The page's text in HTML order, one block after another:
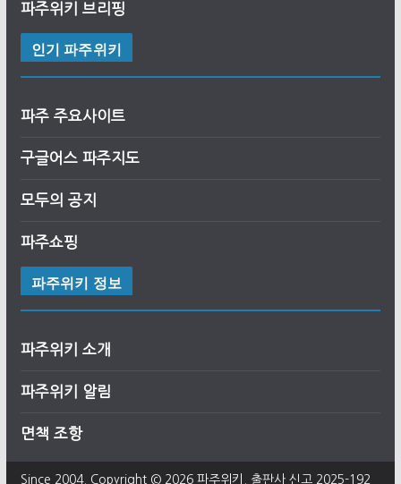
파주위키 브리핑
인기 파주위키
파주 주요사이트
구글어스 파주지도
모두의 공지
파주쇼핑
파주위키 정보
파주위키 소개
파주위키 알림
면책 조항
Since 2004. Copyright © 2026 파주위키 . 출판사 신고 2025-192